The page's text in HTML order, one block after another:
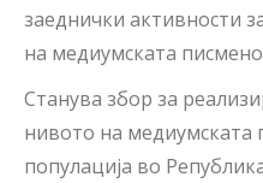
заеднички активности
на медиумската
Станува збор за
нивото на медиумската
популација во